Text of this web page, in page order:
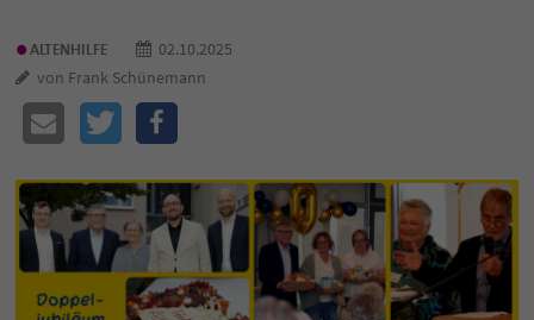
•ALTENHILFE
02.10.2025
von Frank Schünemann